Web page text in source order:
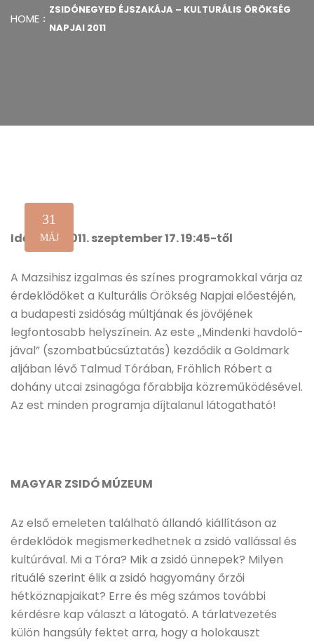
HOME
ZSIDÓNEGYED ÉJSZAKÁJA – KULTURÁLIS ÖRÖKSÉG
NAPJAI 2011
31
MÁJ
Időpont: 2011. szeptember 17. 19:45-től
A Mazsihisz izgalmas és színes programokkal várja az
érdeklődőket a Kulturális Örökség Napjai előestéjén,
a budapesti zsidóság múltjának és jövőjének
legfontosabb helyszínein. Az este „Mindenki havdoló-
jával” (szombatbúcsúztatás) kezdődik a Goldmark
aljában lévő Talmud Tórában, Fröhlich Róbert a
dohány utcai zsinagóga főrabbija közreműködésével.
Az est minden programja díjtalanul látogatható!
MAGYAR ZSIDÓ MÚZEUM
Az első emeleten található állandó kiállításon az
érdeklődök megismerkedhetnek a zsidó vallással és
kultúrával. Mi a Tóra? Mik a zsidó ünnepek? Milyen
rituálé szerint élik a zsidó hagyomány őrzői
hétköznapjaikat? Erre és még számos további
kérdésre kap választ a látogató. A tárlatvezetés
külön hangsúly fektet arra, hogy a holokauszt